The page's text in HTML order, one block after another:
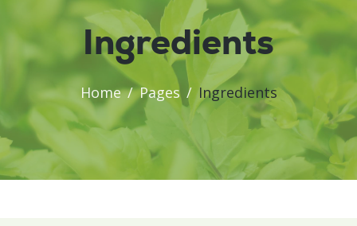
Ingredients
Home Pages Ingredients